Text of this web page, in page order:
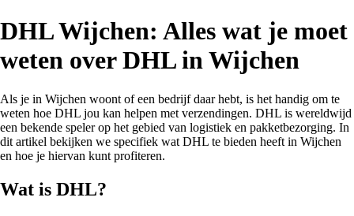
DHL Wijchen: Alles wat je moet
weten over DHL in Wijchen
Als je in Wijchen woont of een bedrijf daar hebt, is het handig om te
weten hoe DHL jou kan helpen met verzendingen. DHL is wereldwijd
een bekende speler op het gebied van logistiek en pakketbezorging. In
dit artikel bekijken we specifiek wat DHL te bieden heeft in Wijchen
en hoe je hiervan kunt profiteren.
Wat is DHL?